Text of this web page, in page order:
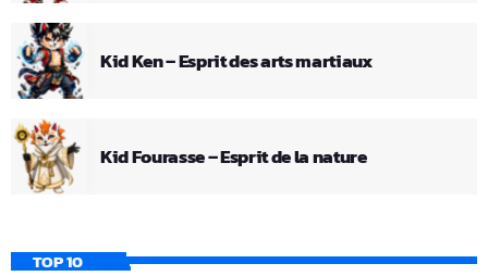
Kid Ken – Esprit des arts martiaux
Kid Fourasse – Esprit de la nature
TOP 10